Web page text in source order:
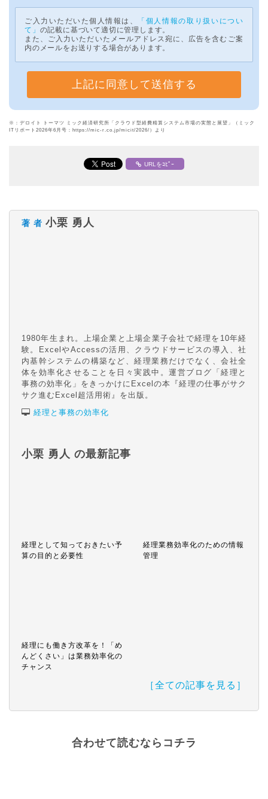
ご入力いただいた個人情報は、
「個人情報の取り扱いについ
て」 の記載に基づいて適切に管理します。
また、ご入力いただいたメールアドレス宛に、広告を含むご案
内のメールをお送りする場合があります。
※：デロイト トーマツ ミック経済研究所「クラウド型経費精算システム市場の実態と展望」（ミック
ITリポート2026年6月号：https://mic-r.co.jp/micit/2026/）より
URLをｺﾋﾟｰ
著 者 小栗 勇人
1980年生まれ。上場企業と上場企業子会社で経理を10年経
験。ExcelやAccessの活用、クラウドサービスの導入、社
内基幹システムの構築など、経理業務だけでなく、会社全
体を効率化させることを日々実践中。運営ブログ「経理と
事務の効率化」をきっかけにExcelの本『経理の仕事がサク
サク進むExcel超活用術』を出版。
経理と事務の効率化
小栗 勇人 の最新記事
経理として知っておきたい予
算の目的と必要性
経理業務効率化のための情報
管理
経理にも働き方改革を！「め
んどくさい」は業務効率化の
チャンス
［全ての記事を見る］
合わせて読むならコチラ